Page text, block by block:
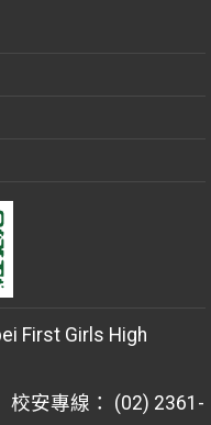
First Girls High
專線： (02) 2361-